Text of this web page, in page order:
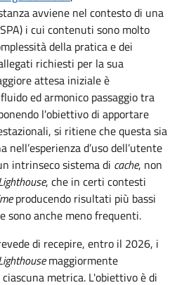
avviene nel contesto di una
i cui contenuti sono molto
della pratica e dei
richiesti per la sua
attesa iniziale è
ed armonico passaggio tra
l'obiettivo di apportare
si ritiene che questa sia
nell’esperienza d’uso dell’utente
intrinseco sistema di cache, non
, che in certi contesti
producendo risultati più bassi
sono anche meno frequenti.
di recepire, entro il 2026, i
maggiormente
metrica. L'obiettivo è di